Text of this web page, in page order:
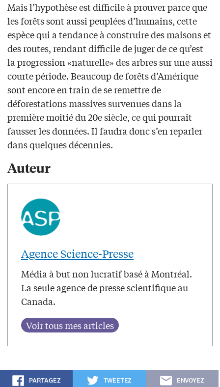
Mais l’hypothèse est difficile à prouver parce que
les forêts sont aussi peuplées d’humains, cette
espèce qui a tendance à construire des maisons et
des routes, rendant difficile de juger de ce qu’est
la progression «naturelle» des arbres sur une aussi
courte période. Beaucoup de forêts d’Amérique
sont encore en train de se remettre de
déforestations massives survenues dans la
première moitié du 20e siècle, ce qui pourrait
fausser les données. Il faudra donc s’en reparler
dans quelques décennies.
Auteur
Agence Science-Presse
Média à but non lucratif basé à Montréal.
La seule agence de presse scientifique au
Canada.
PARTAGEZ TWEETEZ ENVOYEZ